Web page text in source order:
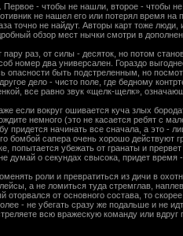
- чтобы не нашли, второе - чтобы не
не нашел его или потерял время
точно не найдут. Авторы карт тоже
обзор мест нычки смотри в
раз, от силы - десяток, но потом
номер два универсален. Гораздо
опасности быть подстреленным, но
дело - чисто поле, где бедному
все равно звук «щелк-щелк»,
если вокруг ошивается куча злых
немного (это не касается ребят с
начинать все сначала, а это -
бомбой сапера очень хорошо действуют
попытается убежать от гранаты и
думай о секундах свысока, придет
роли и превратиться из дичи в
а не ломиться туда стремглав,
от основного состава, то
- не убегать сразу же подальше и не
всю вражескую команду или